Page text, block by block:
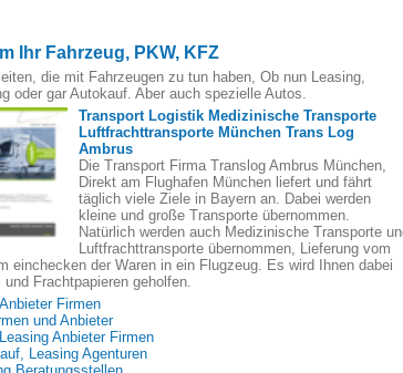
Ihr Fahrzeug, PKW, KFZ
die mit Fahrzeugen zu tun haben, Ob nun Leasing,
oder gar Autokauf. Aber auch spezielle Autos.
Transport Logistik Medizinische Transporte
Luftfrachttransporte München Trans Log
Ambrus
Die Transport Firma Translog Ambrus München,
Direkt am Flughafen München liefert und fährt
täglich viele Ziele in Bayern an. Dabei werden
kleine und große Transporte übernommen.
Natürlich werden auch Medizinische Transporte
Luftfrachttransporte übernommen, Lieferung vom
einchecken der Waren in ein Flugzeug. Es wird Ihnen dabei
Frachtpapieren geholfen.
Firmen
und Anbieter
Anbieter Firmen
Leasing Agenturen